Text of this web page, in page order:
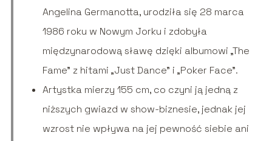
Angelina Germanotta, urodziła się 28 marca
1986 roku w Nowym Jorku i zdobyła
międzynarodową sławę dzięki albumowi „The
Fame” z hitami „Just Dance” i „Poker Face”.
Artystka mierzy 155 cm, co czyni ją jedną z
niższych gwiazd w show-biznesie, jednak jej
wzrost nie wpływa na jej pewność siebie ani